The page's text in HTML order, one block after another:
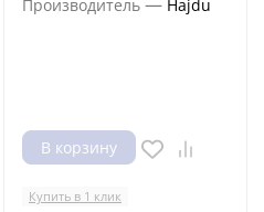
Производитель
Hajdu
В корзину
Купить в 1 клик